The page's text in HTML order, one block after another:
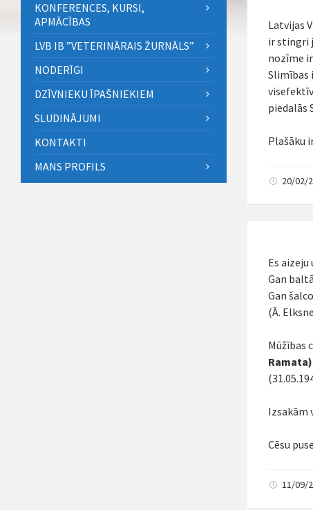
Latvijas
ir stingri
nozīme
piedalās
Plašāku
20/02/
Es
Gan
Gan
(Ā.
Mūžības
Ramata).
Izsakām
Cēsu
11/09/
KONFERENCES, KURSI,
APMĀCĪBAS
LVB IB ”VETERINĀRAIS ŽURNĀLS”
NODERĪGI
DZĪVNIEKU ĪPAŠNIEKIEM
SLUDINĀJUMI
KONTAKTI
MANS PROFILS